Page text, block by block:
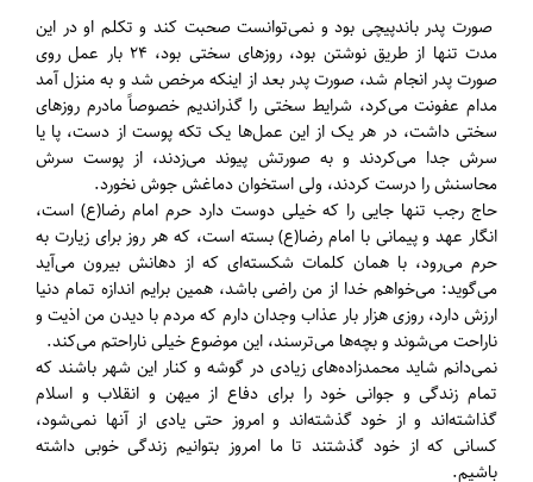
صورت پدر باندپیچی بود و نمی‌توانست صحبت کند و تکلم او در این
مدت تنها از طریق نوشتن بود، روزهای سختی بود، ۲۴ بار عمل روی
صورت پدر انجام شد، صورت پدر بعد از اینکه مرخص شد و به منزل آمد
مدام عفونت می‌کرد، شرایط سختی را گذراندیم خصوصاً مادرم روزهای
سختی داشت، در هر یک از این عمل‌ها یک تکه پوست از دست، پا یا
سرش جدا می‌کردند و به صورتش پیوند می‌زدند، از پوست سرش
محاسنش را درست کردند، ولی استخوان دماغش جوش نخورد.
حاج رجب تنها جایی را که خیلی دوست دارد حرم امام رضا(ع) است،
انگار عهد و پیمانی با امام رضا(ع) بسته است، که هر روز برای زیارت به
حرم می‌رود، با همان کلمات شکسته‌ای که از دهانش بیرون می‌آید
می‌گوید: می‌خواهم خدا از من راضی باشد، همین برایم اندازه تمام دنیا
ارزش دارد، روزی هزار بار عذاب وجدان دارم که مردم با دیدن من اذیت و
ناراحت می‌شوند و بچه‌ها می‌ترسند، این موضوع خیلی ناراحتم می‌کند.
نمی‌دانم شاید محمدزاده‌های زیادی در گوشه و کنار این شهر باشند که
تمام زندگی و جوانی خود را برای دفاع از میهن و انقلاب و اسلام
گذاشته‌اند و از خود گذشته‌اند و امروز حتی یادی از آنها نمی‌شود،
کسانی که از خود گذشتند تا ما امروز بتوانیم زندگی خوبی داشته
باشیم.